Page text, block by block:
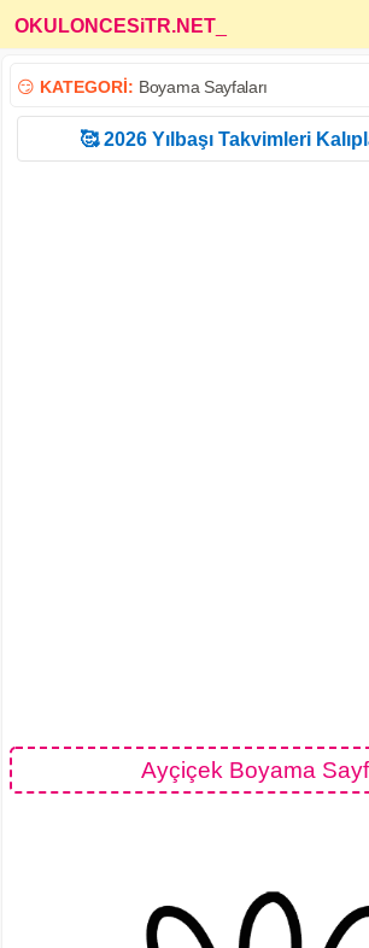
OKULONCESiTR.NET
😏 KATEGORİ: Boyama Sayfaları
🥰 2026 Yılbaşı Takvimleri
Ayçiçek Boyama